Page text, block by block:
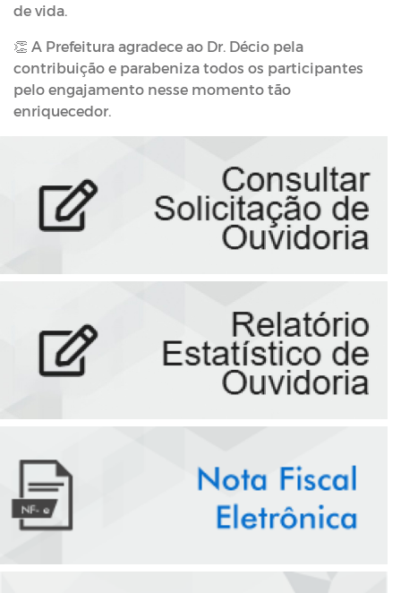
de vida.
👏 A Prefeitura agradece ao Dr. Décio pela
contribuição e parabeniza todos os participantes
pelo engajamento nesse momento tão
enriquecedor.